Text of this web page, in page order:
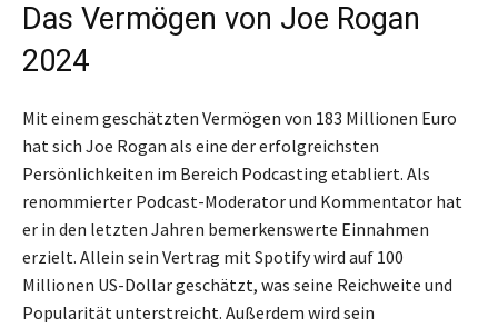
Das Vermögen von Joe Rogan
2024
Mit einem geschätzten Vermögen von 183 Millionen Euro
hat sich Joe Rogan als eine der erfolgreichsten
Persönlichkeiten im Bereich Podcasting etabliert. Als
renommierter Podcast-Moderator und Kommentator hat
er in den letzten Jahren bemerkenswerte Einnahmen
erzielt. Allein sein Vertrag mit Spotify wird auf 100
Millionen US-Dollar geschätzt, was seine Reichweite und
Popularität unterstreicht. Außerdem wird sein